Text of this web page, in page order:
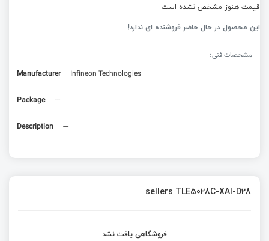
قیمت هنوز مشخص نشده است
این محصول در حال حاضر فروشنده ای ندارد!
مشخصات فنی:
Manufacturer
Infineon Technologies
Package ---
Description ---
sellers TLE5028C-XAI-D28
فروشگاهی یافت نشد